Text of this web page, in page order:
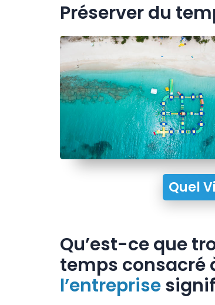
Préserver du
Quel
Qu’est-ce que
temps consacré
l’entreprise